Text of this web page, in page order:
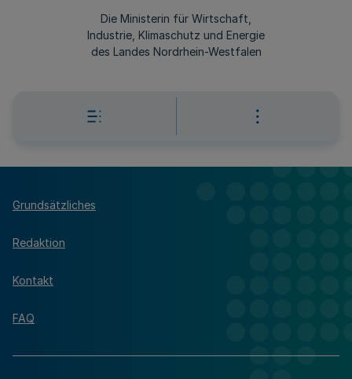
Die Ministerin für Wirtschaft,
Industrie, Klimaschutz und Energie
des Landes Nordrhein-Westfalen
Grundsätzliches
Redaktion
Kontakt
FAQ